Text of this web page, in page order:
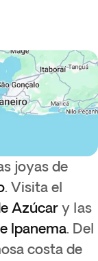
joyas de
. Visita el
Azúcar y las
Ipanema. Del
costa de